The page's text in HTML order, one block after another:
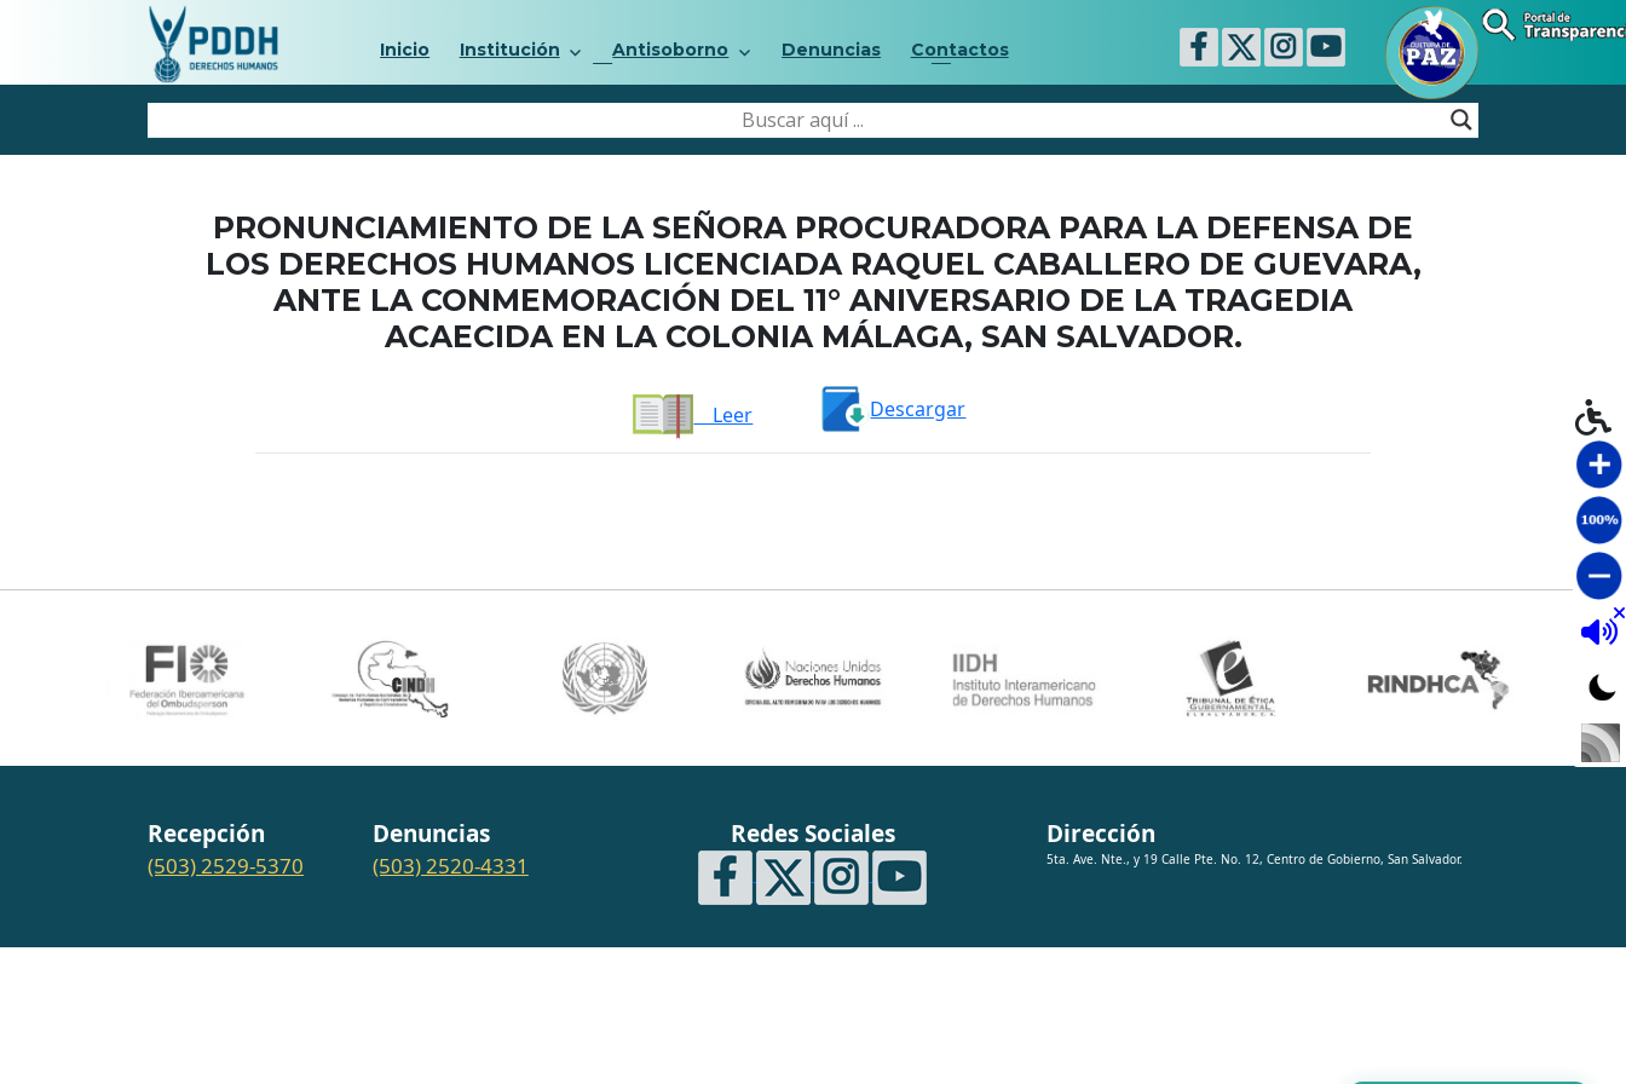
Inicio Institución Antisoborno Denuncias Contactos
PRONUNCIAMIENTO DE LA SEÑORA PROCURADORA PARA LA DEFENSA DE
LOS DERECHOS HUMANOS LICENCIADA RAQUEL CABALLERO DE GUEVARA,
ANTE LA CONMEMORACIÓN DEL 11° ANIVERSARIO DE LA TRAGEDIA
ACAECIDA EN LA COLONIA MÁLAGA, SAN SALVADOR.
Leer Descargar
Recepción
(503) 2529-5370
Denuncias
(503) 2520-4331
Redes Sociales Dirección
5ta. Ave. Nte., y 19 Calle Pte. No. 12, Centro de Gobierno, San Salvador.